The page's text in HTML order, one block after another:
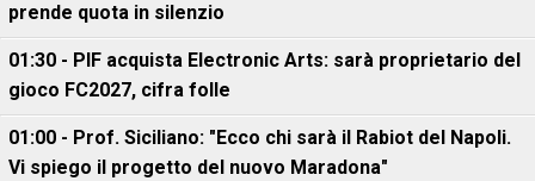
prende quota in silenzio
01:30 - PIF acquista Electronic Arts: sarà proprietario del
gioco FC2027, cifra folle
01:00 - Prof. Siciliano: "Ecco chi sarà il Rabiot del Napoli.
Vi spiego il progetto del nuovo Maradona"